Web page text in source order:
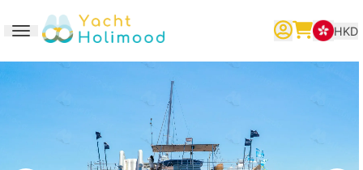
Toggle navigation
繁體中文 English 简体中文
HKD